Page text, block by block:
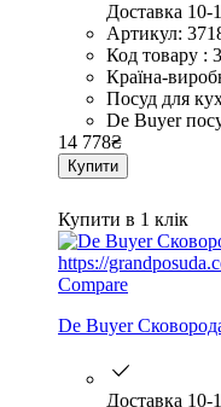
Доставка 10-
Артикул:
Код товару :
Країна-
Посуд для
De Buyer
14 778₴
Купити
Купити в 1 клік
Compare
De Buyer
Доставка 10-